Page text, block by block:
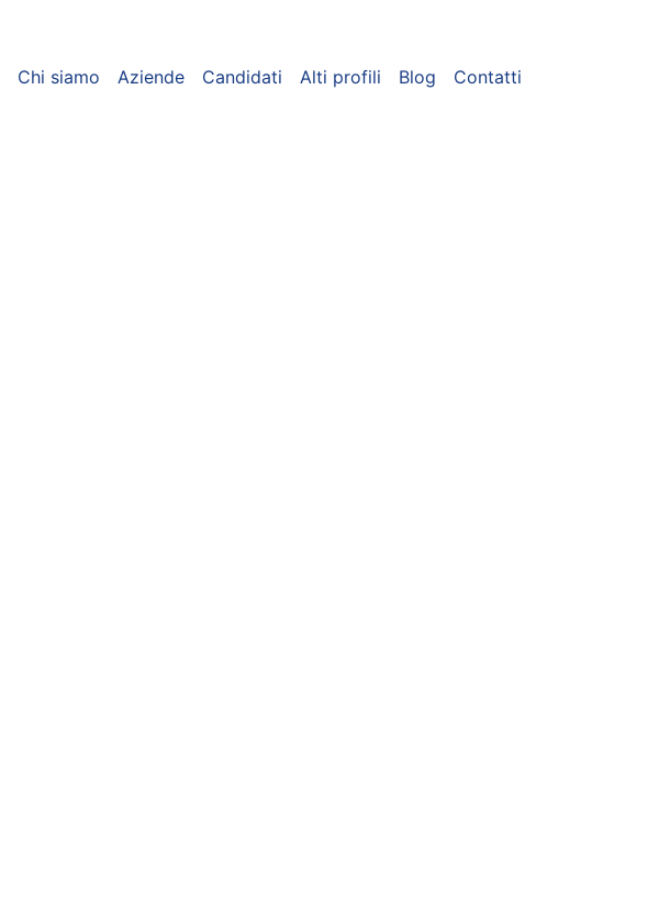
Chi siamo Aziende Candidati Alti profili Blog Contatti